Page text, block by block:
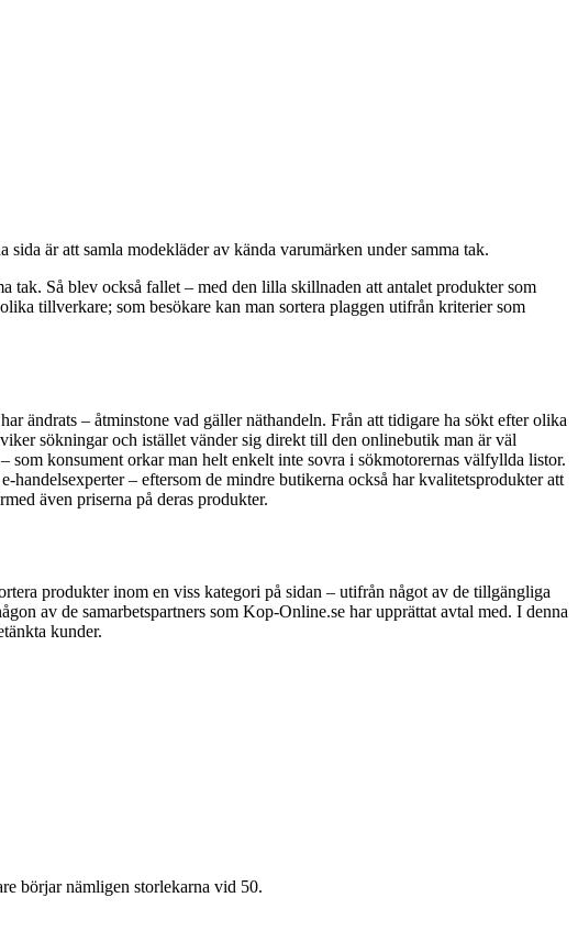
är att samla modekläder av kända varumärken under samma tak.
tak. Så blev också fallet – med den lilla skillnaden att antalet produkter som
tillverkare; som besökare kan man sortera plaggen utifrån kriterier som
ändrats – åtminstone vad gäller näthandeln. Från att tidigare ha sökt efter olika
sökningar och istället vänder sig direkt till den onlinebutik man är väl
som konsument orkar man helt enkelt inte sovra i sökmotorernas välfyllda listor.
– eftersom de mindre butikerna också har kvalitetsprodukter att
även priserna på deras produkter.
produkter inom en viss kategori på sidan – utifrån något av de tillgängliga
av de samarbetspartners som Kop-Online.se har upprättat avtal med. I denna
kunder.
börjar nämligen storlekarna vid 50.